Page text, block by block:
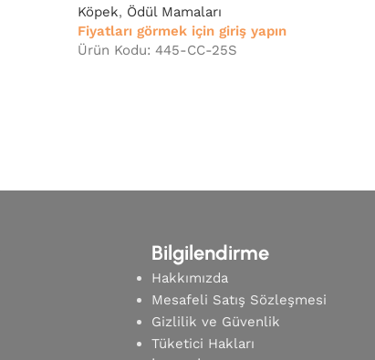
Köpek, Ödül Mamaları
Fiyatları görmek için giriş yapın
Ürün Kodu: 445-CC-25S
Bilgilendirme
Hakkımızda
Mesafeli Satış Sözleşmesi
Gizlilik ve Güvenlik
Tüketici Hakları